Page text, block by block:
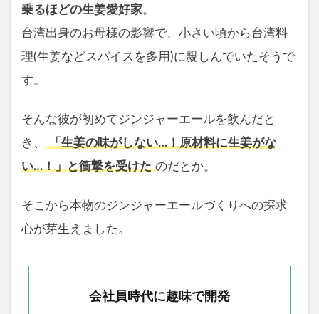
乗るほどの生姜愛好家。
台湾出身のお母様の影響で、小さい頃から台湾料
理(生姜などスパイスを多用)に親しんでいたそうで
す。
そんな彼が初めてジンジャーエールを飲んだと
き、 「生姜の味がしない…！原材料に生姜がな
い…！」と衝撃を受けた のだとか。
そこから本物のジンジャーエールづくりへの探求
心が芽生えました。
会社員時代に趣味で開発